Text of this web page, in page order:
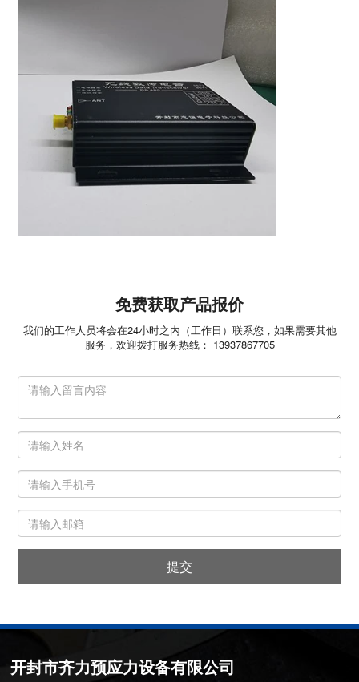
免费获取产品报价
我们的工作人员将会在24小时之内（工作日）联系您，如果需要其他
服务，欢迎拨打服务热线： 13937867705
提交
开封市齐力预应力设备有限公司